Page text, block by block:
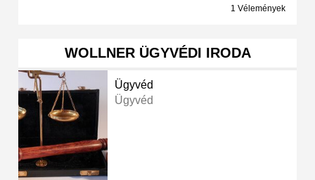
1 Vélemények
WOLLNER ÜGYVÉDI IRODA
Ügyvéd
Ügyvéd